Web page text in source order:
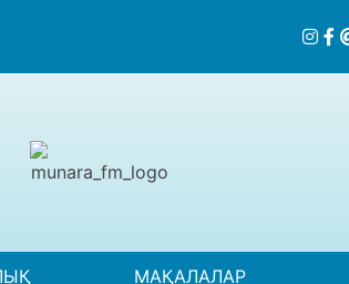
МАҚАЛАЛАР